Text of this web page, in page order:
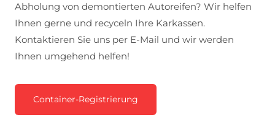
Abholung von demontierten Autoreifen? Wir helfen
Ihnen gerne und recyceln Ihre Karkassen.
Kontaktieren Sie uns per E-Mail und wir werden
Ihnen umgehend helfen!
Container-Registrierung